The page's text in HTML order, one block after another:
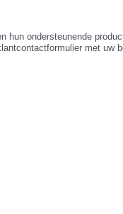
hun ondersteunende
met